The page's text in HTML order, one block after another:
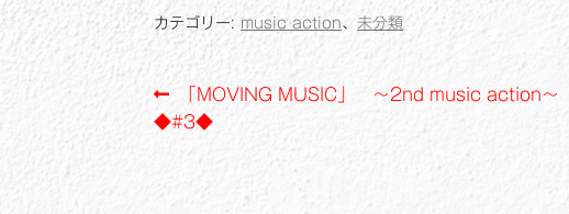
b
o
e
n
i
カテゴリー: music action、未分類
投
稿
前
の
「MOVING MUSIC」 ～2nd music action～
◆#3◆